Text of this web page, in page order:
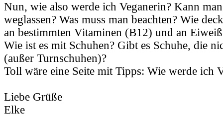
Nun, wie also werde ich Veganerin? Kann
weglassen? Was muss man beachten? Wie
an bestimmten Vitaminen (B12) und an
Wie ist es mit Schuhen? Gibt es Schuhe, die
(außer Turnschuhen)?
Toll wäre eine Seite mit Tipps: Wie werde ich
Liebe Grüße
Elke